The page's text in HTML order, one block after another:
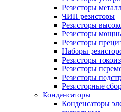
Резисторы
ЧИП резисторы
Резисторы
Резисторы
Резисторы
Наборы
Резисторы
Резисторы
Резисторы
Резисторные
Конденсаторы
Конденсаторы